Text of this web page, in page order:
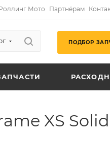
Мото Партнёрам
ПОДБОР
XS